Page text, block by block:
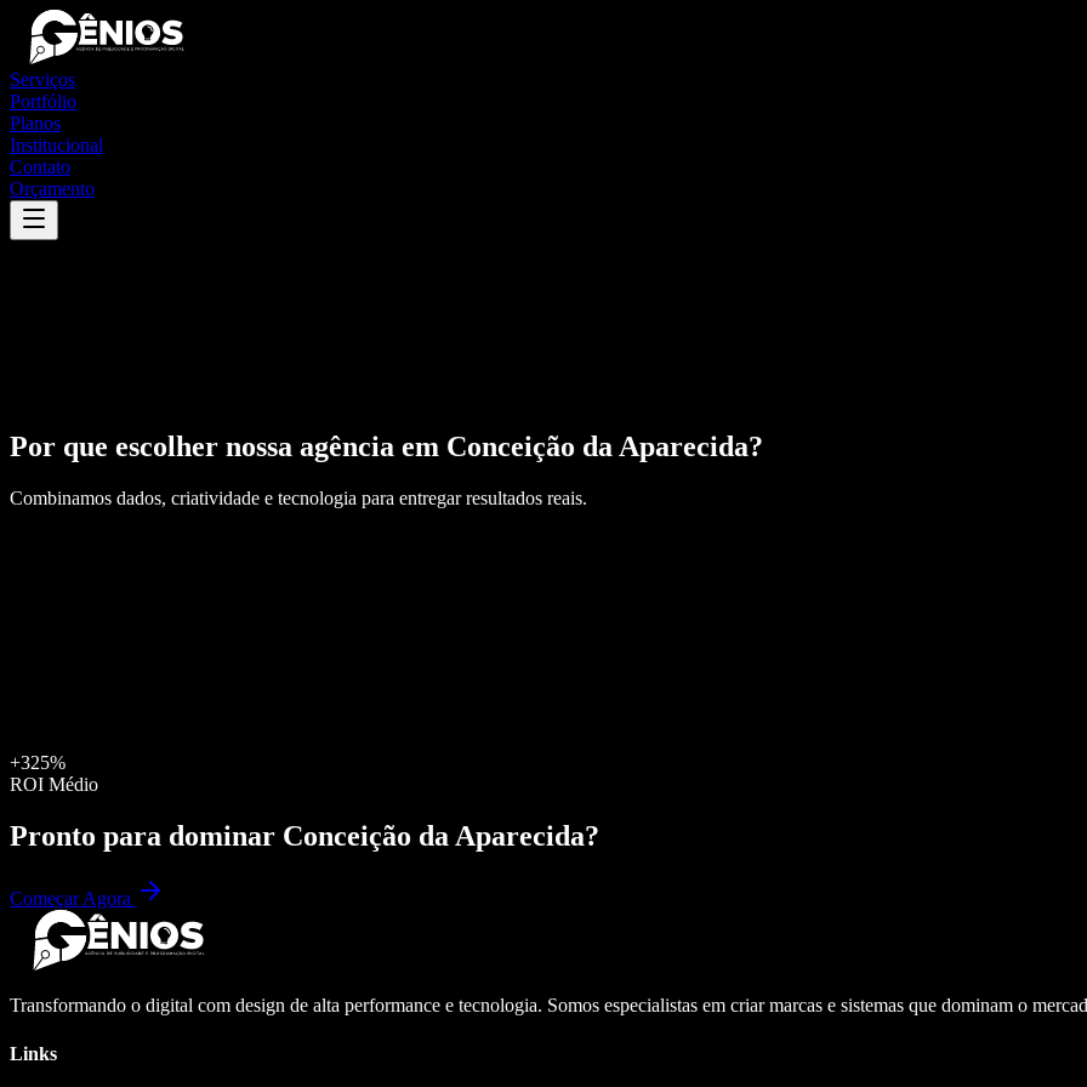
Serviços
Portfólio
Planos
Institucional
Contato
Orçamento
Por que escolher nossa agência em Conceição da Aparecida?
Combinamos dados, criatividade e tecnologia para entregar resultados reais.
+325%
ROI Médio
Pronto para dominar Conceição da Aparecida?
Começar Agora
Transformando o digital com design de alta performance e tecnologia. Somos especialistas em criar marcas e sistemas que dominam o
Links